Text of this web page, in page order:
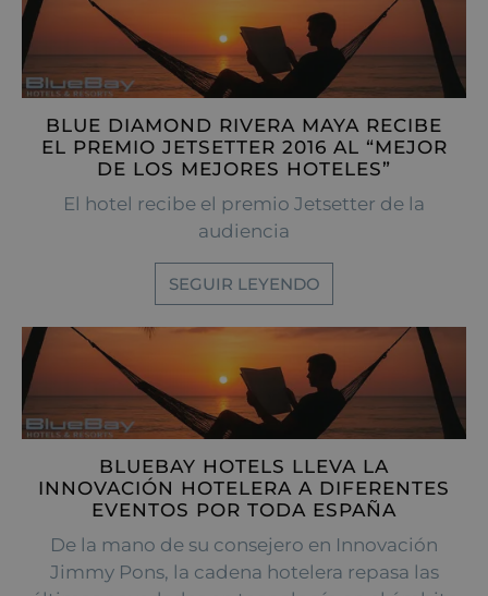
BLUE DIAMOND RIVERA MAYA RECIBE
EL PREMIO JETSETTER 2016 AL “MEJOR
DE LOS MEJORES HOTELES”
El hotel recibe el premio Jetsetter de la
audiencia
SEGUIR LEYENDO
BLUEBAY HOTELS LLEVA LA
INNOVACIÓN HOTELERA A DIFERENTES
EVENTOS POR TODA ESPAÑA
De la mano de su consejero en Innovación
Jimmy Pons, la cadena hotelera repasa las